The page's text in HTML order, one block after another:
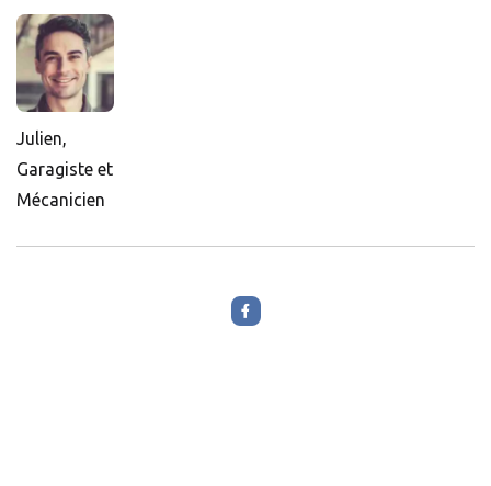
Julien,
Garagiste et
Mécanicien